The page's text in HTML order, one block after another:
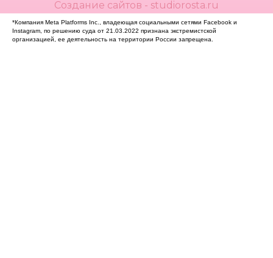
Создание сайтов - studiorosta.ru
*Компания Meta Platforms Inc., владеющая социальными сетями Facebook и
Instagram, по решению суда от 21.03.2022 признана экстремистской
организацией, ее деятельность на территории России запрещена.